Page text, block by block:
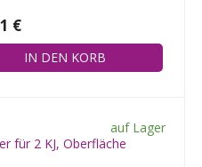
€
auf Lager